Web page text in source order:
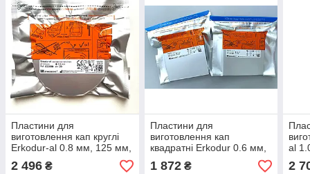
Пластини для
виготовлення кап круглі
Erkodur-al 0.8 мм, 125 мм,
20 шт
2 496 ₴
Пластини для
виготовлення кап
квадратні Erkodur 0.6 мм,
20 шт
1 872₴
al
шт
2